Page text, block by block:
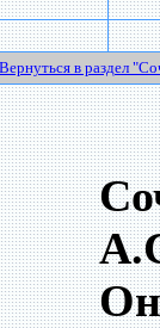
Вернуться в раздел